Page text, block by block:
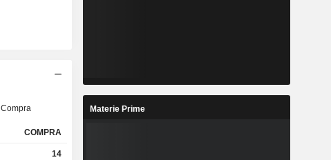
Compra
COMPRA
14
Materie Prime